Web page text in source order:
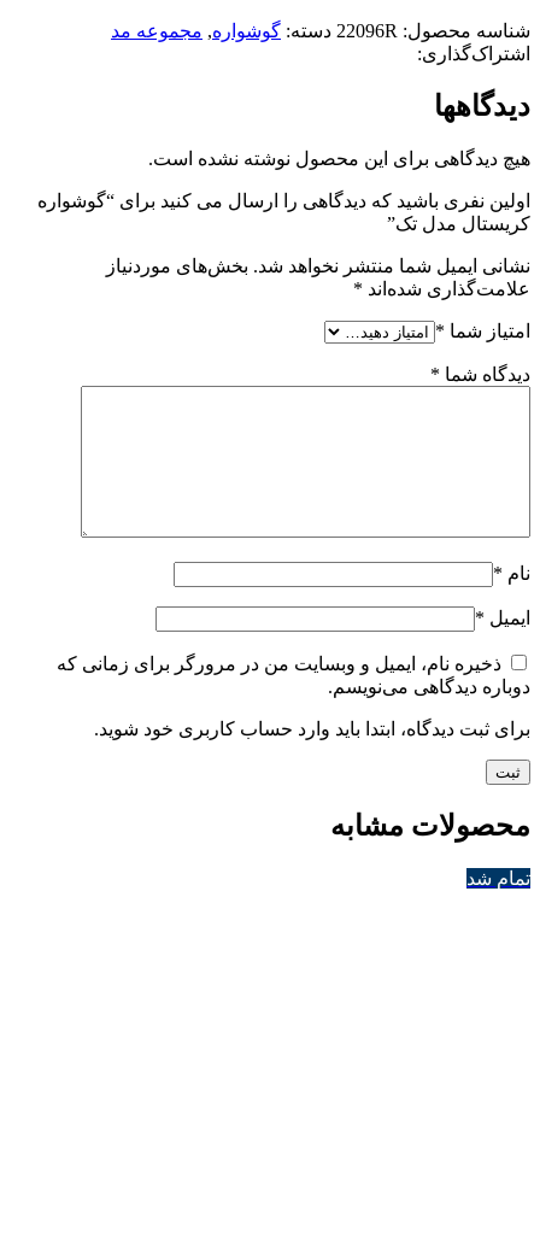
شناسه محصول: 22096R دسته: گوشواره, مجموعه مد
اشتراک‌گذاری:
دیدگاهها
هیچ دیدگاهی برای این محصول نوشته نشده است.
اولین نفری باشید که دیدگاهی را ارسال می کنید برای “گوشواره
کریستال مدل تک”
نشانی ایمیل شما منتشر نخواهد شد. بخش‌های موردنیاز
علامت‌گذاری شده‌اند *
امتیاز شما *
دیدگاه شما *
نام *
ایمیل *
ذخیره نام، ایمیل و وبسایت من در مرورگر برای زمانی که
دوباره دیدگاهی می‌نویسم.
برای ثبت دیدگاه، ابتدا باید وارد حساب کاربری خود شوید.
محصولات مشابه
تمام شد